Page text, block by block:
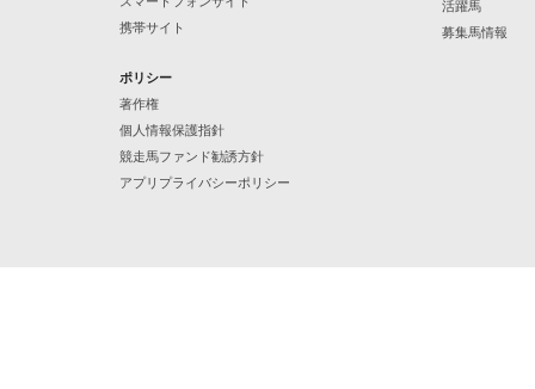
携帯サイト
ポリシー
著作権
個人情報保護指針
競走馬ファンド勧誘方針
アプリプライバシーポリシー
活躍馬
募集馬情報